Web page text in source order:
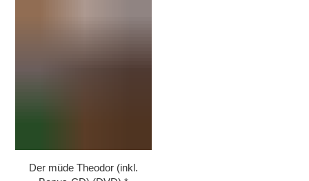
Der müde Theodor (inkl.